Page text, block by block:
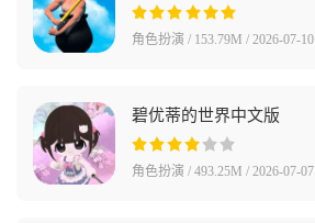
角色扮演 / 153.79M / 2026-07-10
碧优蒂的世界中文版
角色扮演 / 493.25M / 2026-07-07